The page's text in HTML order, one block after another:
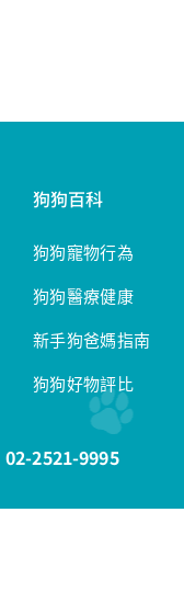
狗狗百科
狗狗寵物行為
狗狗醫療健康
新手狗爸媽指南
狗狗好物評比
02-2521-9995